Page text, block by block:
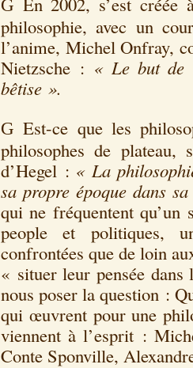
G
philosophie, avec un
l’anime, Michel Onfray,
Nietzsche : « Le but de
bêtise ».
GEst-ce que les
philosophes de plateau,
d’Hegel : « La
sa propre époque dans
qui ne fréquentent qu’un
people et politiques,
confrontées que de loin
« situer leur pensée
nous poser la question :
qui œuvrent pour une
viennent à l’esprit :
Conte Sponville,